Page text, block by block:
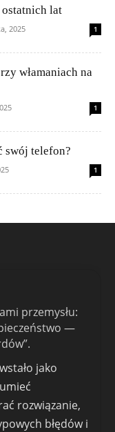
lat
2025 1
włamaniach na
1
swój telefon?
1
przemysłu:
—
jako
rozwiązanie,
błędów i